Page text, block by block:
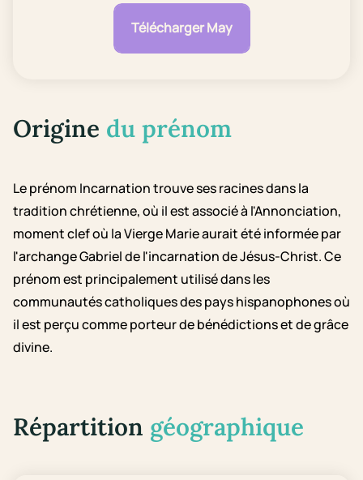
Télécharger May
Origine du prénom
Le prénom Incarnation trouve ses racines dans la
tradition chrétienne, où il est associé à l'Annonciation,
moment clef où la Vierge Marie aurait été informée par
l'archange Gabriel de l'incarnation de Jésus-Christ. Ce
prénom est principalement utilisé dans les
communautés catholiques des pays hispanophones où
il est perçu comme porteur de bénédictions et de grâce
divine.
Répartition géographique